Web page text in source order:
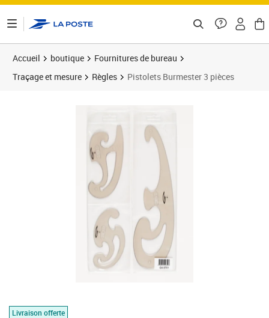
Accueil boutique
Fournitures de bureau
Traçage et mesure
Règles Pistolets Burmester 3 pièces
Livraison offerte